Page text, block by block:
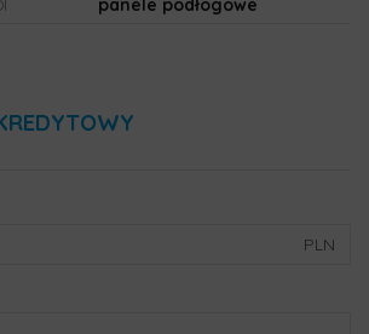
panele podłogowe
PLN